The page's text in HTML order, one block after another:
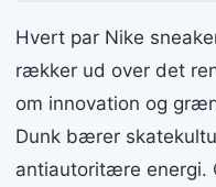
Hvert par Nike
rækker ud over det
om innovation og
Dunk bærer
antiautoritære energi.